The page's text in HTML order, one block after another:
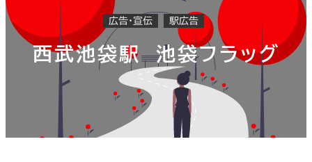
プ
広告・宣伝 駅広告
西武池袋駅 池袋フラッグ